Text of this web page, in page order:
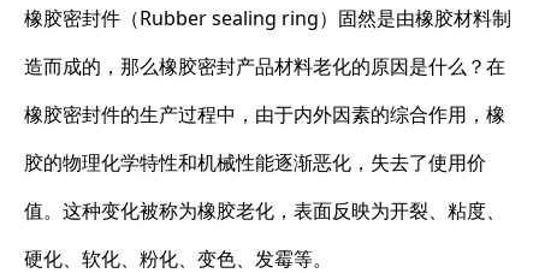
橡胶密封件（Rubber sealing ring）固然是由橡胶材料制
造而成的，那么橡胶密封产品材料老化的原因是什么？在
橡胶密封件的生产过程中，由于内外因素的综合作用，橡
胶的物理化学特性和机械性能逐渐恶化，失去了使用价
值。这种变化被称为橡胶老化，表面反映为开裂、粘度、
硬化、软化、粉化、变色、发霉等。